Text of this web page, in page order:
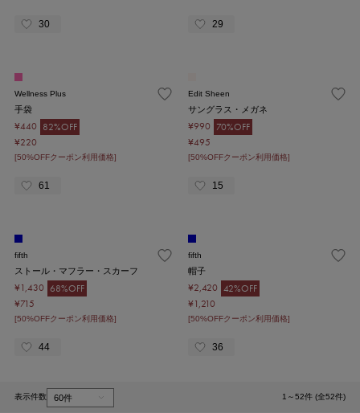
30 29
Wellness Plus
手袋
¥440 82%OFF
¥220
[50%OFFクーポン利用価格]
61
Edit Sheen
サングラス・メガネ
¥990 70%OFF
¥495
[50%OFFクーポン利用価格]
15
fifth
ストール・マフラー・スカーフ
¥1,430 68%OFF
¥715
[50%OFFクーポン利用価格]
44
fifth
帽子
¥2,420 42%OFF
¥1,210
[50%OFFクーポン利用価格]
36
表示件数 1～52件 (全52件)